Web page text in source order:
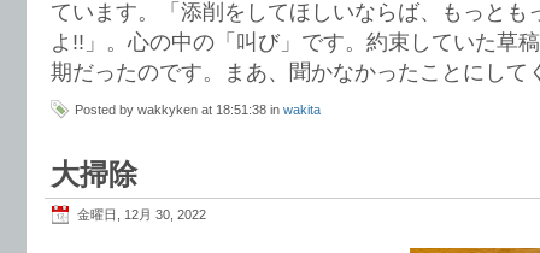
ています。「添削をしてほしいならば、もっとも
よ!!」。心の中の「叫び」です。約束していた草
期だったのです。まあ、聞かなかったことにして
Posted by wakkyken at 18:51:38 in wakita
大掃除
金曜日, 12月 30, 2022